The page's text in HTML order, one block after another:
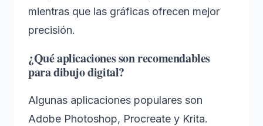
mientras que las gráficas ofrecen mejor
precisión.
¿Qué aplicaciones son recomendables
para dibujo digital?
Algunas aplicaciones populares son
Adobe Photoshop, Procreate y Krita.